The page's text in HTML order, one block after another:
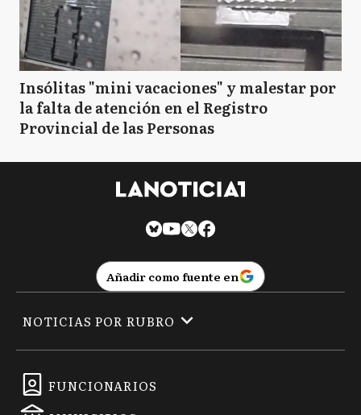
Insólitas "mini vacaciones" y malestar por
la falta de atención en el Registro
Provincial de las Personas
Añadir como fuente en
FUNCIONARIOS
NOTICIAS POR RUBRO